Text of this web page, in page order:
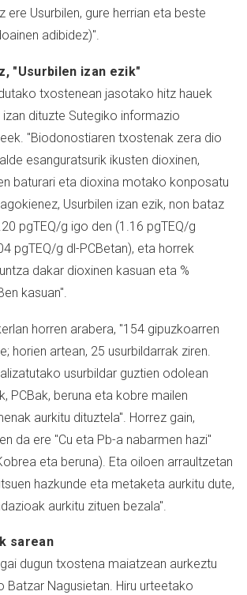
ere Usurbilen, gure herrian eta beste
adibidez)".
"Usurbilen izan ezik"
txostenean jasotako hitz hauek
izan dituzte Sutegiko informazio
"Biodonostiaren txostenak zera dio
esanguratsurik ikusten dioxinen,
baturari eta dioxina motako konposatu
Usurbilen izan ezik, non bataz
pgTEQ/g igo den (1.16 pgTEQ/g
pgTEQ/g dl-PCBetan), eta horrek
dakar dioxinen kasuan eta %
kasuan".
horren arabera, "154 gipuzkoarren
horien artean, 25 usurbildarrak ziren.
usurbildar guztien odolean
PCBak, beruna eta kobre mailen
aurkitu dituztela". Horrez gain,
da ere "Cu eta Pb-a nabarmen hazi"
eta beruna). Eta oiloen arraultzetan
hazkunde eta metaketa aurkitu dute,
aurkitu zituen bezala".
sarean
dugun txostena maiatzean aurkeztu
Batzar Nagusietan. Hiru urteetako